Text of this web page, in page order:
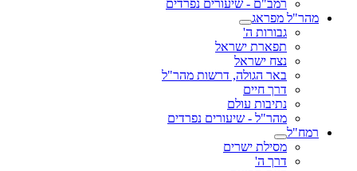
רמב"ם - שיעורים נפרדים
מהר"ל מפראג
גבורות ה'
תפארת ישראל
נצח ישראל
באר הגולה, דרשות מהר"ל
דרך חיים
נתיבות עולם
מהר"ל - שיעורים נפרדים
רמח"ל
מסילת ישרים
דרך ה'